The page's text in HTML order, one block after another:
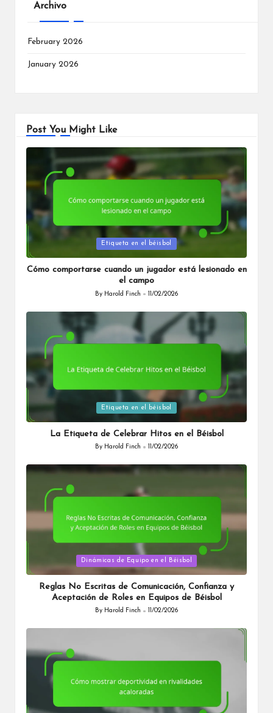
Archivo
February 2026
January 2026
Post You Might Like
in
Etiqueta en el béisbol
Cómo comportarse cuando un jugador está lesionado en
el campo
Posted
By Harold Finch 11/02/2026
Posted
in
Etiqueta en el béisbol
La Etiqueta de Celebrar Hitos en el Béisbol
Posted
By Harold Finch 11/02/2026
in
Dinámicas de Equipo en el Béisbol
Reglas No Escritas de Comunicación, Confianza y
Aceptación de Roles en Equipos de Béisbol
Posted
By Harold Finch 11/02/2026